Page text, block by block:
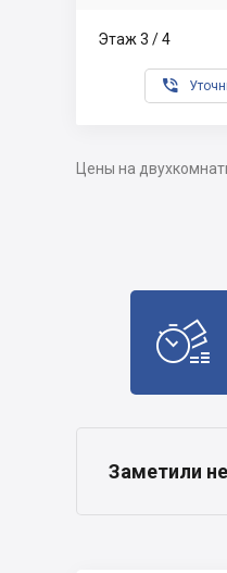
Этаж 3 / 4

Цены на

Заметили